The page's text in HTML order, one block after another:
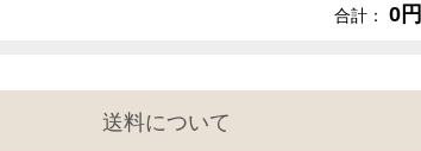
合計： 0円
送料について